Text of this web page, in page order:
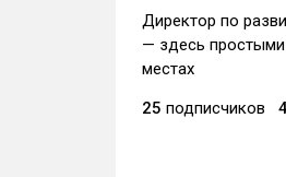
Директор по
— здесь простыми
местах
25 подписчиков